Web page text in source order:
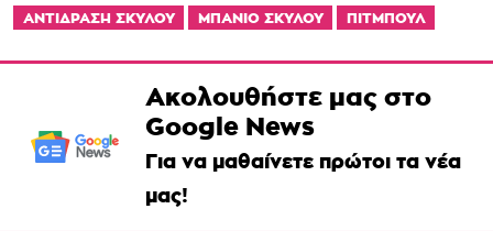
ΑΝΤΙΔΡΑΣΗ ΣΚΥΛΟΥ ΜΠΑΝΙΟ ΣΚΥΛΟΥ ΠΙΤΜΠΟΥΛ
Ακολουθήστε μας στο
Google News
Για να μαθαίνετε πρώτοι τα νέα
μας!